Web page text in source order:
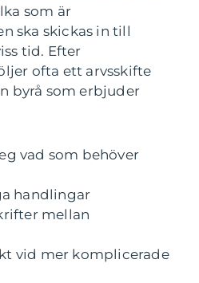
som är
ska skickas in till
tid. Efter
ofta ett arvsskifte
byrå som erbjuder
vad som behöver
handlingar
mellan
vid mer komplicerade